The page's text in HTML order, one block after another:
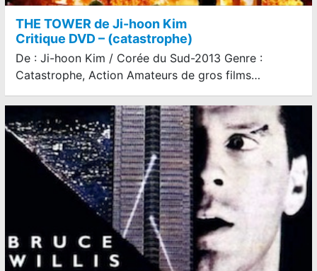
THE TOWER de Ji-hoon Kim
Critique DVD – (catastrophe)
De : Ji-hoon Kim / Corée du Sud-2013 Genre :
Catastrophe, Action Amateurs de gros films…